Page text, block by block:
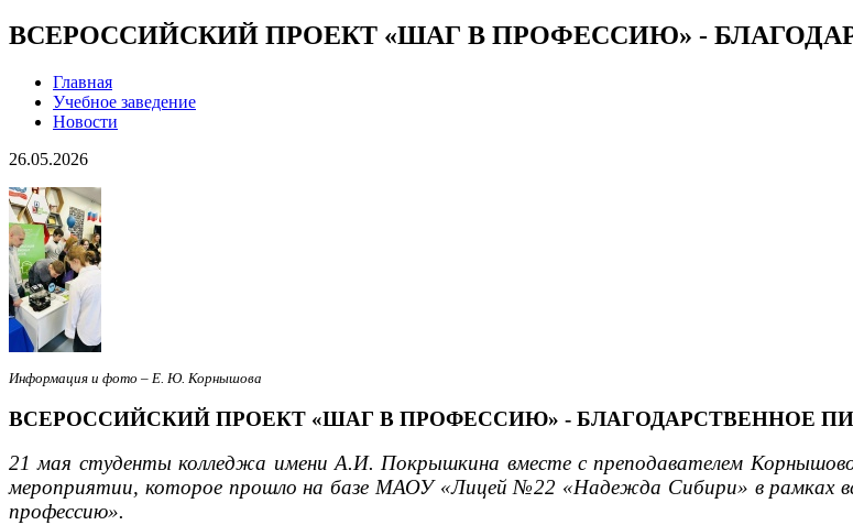
ВСЕРОССИЙСКИЙ ПРОЕКТ «ШАГ В ПРОФЕССИЮ» -
Главная
Учебное заведение
Новости
26.05.2026
Информация и фото – Е. Ю. Корнышова
ВСЕРОССИЙСКИЙ ПРОЕКТ «ШАГ В ПРОФЕССИЮ» - БЛАГОДАРСТВЕННОЕ
21 мая студенты колледжа имени А.И. Покрышкина вместе с преподавателем
мероприятии, которое прошло на базе МАОУ «Лицей №22 «Надежда Сибири» в рамках
профессию».